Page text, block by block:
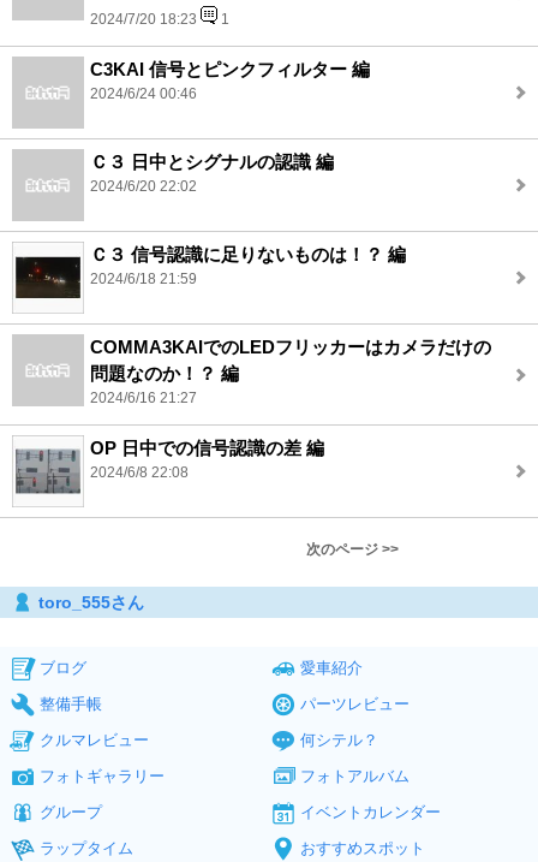
2024/7/20 18:23 1
C3KAI 信号とピンクフィルター 編
2024/6/24 00:46
Ｃ３ 日中とシグナルの認識 編
2024/6/20 22:02
Ｃ３ 信号認識に足りないものは！？ 編
2024/6/18 21:59
COMMA3KAIでのLEDフリッカーはカメラだけの
問題なのか！？ 編
2024/6/16 21:27
OP 日中での信号認識の差 編
2024/6/8 22:08
次のページ >>
toro_555さん
ブログ
愛車紹介
整備手帳
パーツレビュー
クルマレビュー
何シテル？
フォトギャラリー
フォトアルバム
グループ
イベントカレンダー
ラップタイム
おすすめスポット